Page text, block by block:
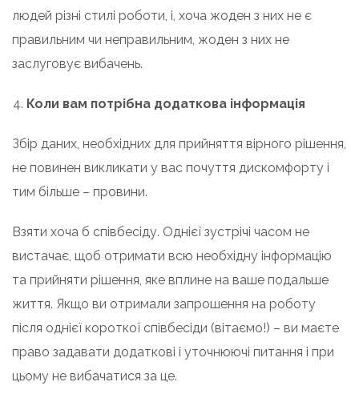
людей різні стилі роботи, і, хоча жоден з них не є
правильним чи неправильним, жоден з них не
заслуговує вибачень.
Коли вам потрібна додаткова інформація
Збір даних, необхідних для прийняття вірного рішення,
не повинен викликати у вас почуття дискомфорту і
тим більше – провини.
Взяти хоча б співбесіду. Однієї зустрічі часом не
вистачає, щоб отримати всю необхідну інформацію
та прийняти рішення, яке вплине на ваше подальше
життя. Якщо ви отримали запрошення на роботу
після однієї короткої співбесіди (вітаємо!) – ви маєте
право задавати додаткові і уточнюючі питання і при
цьому не вибачатися за це.